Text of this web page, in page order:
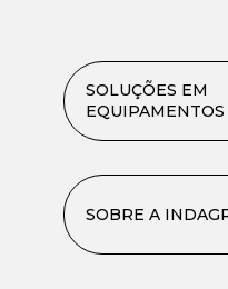
SOLUÇÕES EM
EQUIPAMENTOS
SOBRE A